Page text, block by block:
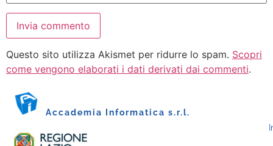
Questo sito utilizza Akismet per ridurre lo spam. Scopri
come vengono elaborati i dati derivati dai commenti.
Accademia Informatica s.r.l.